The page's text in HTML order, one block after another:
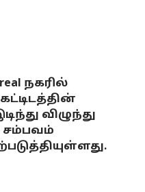
நகரில்
விழுந்து
சம்பவம்